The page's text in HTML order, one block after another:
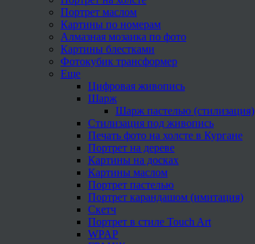
Портрет маслом
Картины по номерам
Алмазная мозаика по фото
Картины блестками
Фотокубик трансформер
Еще
Цифровая живопись
Шарж
Шарж пастелью (стилизация)
Стилизация под живопись
Печать фото на холсте в Кургане
Портрет на дереве
Картины на досках
Картины маслом
Портрет пастелью
Портрет карандашом (имитация)
Скетч
Портрет в стиле Touch Art
WPAP